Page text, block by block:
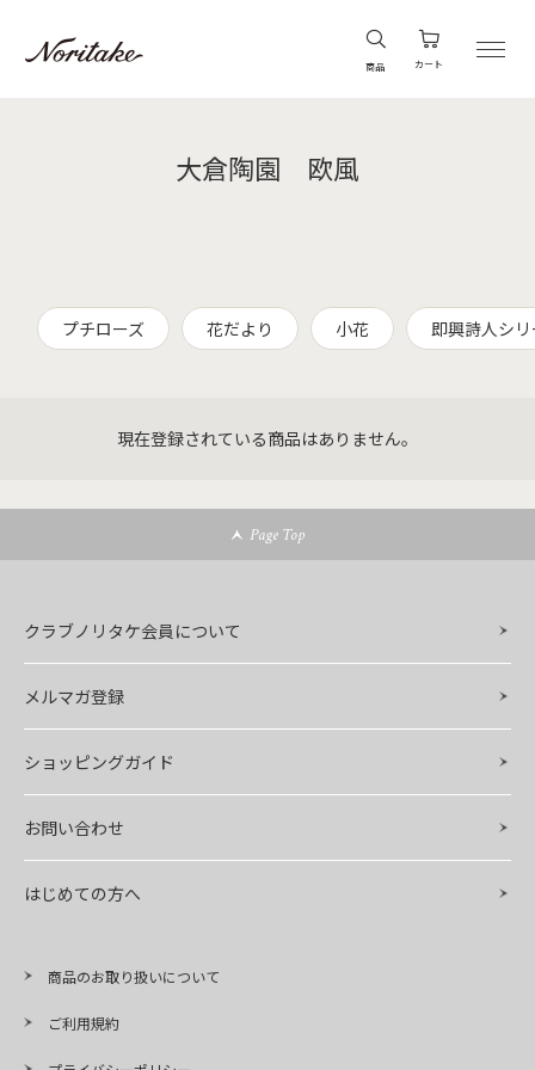
商品 カート
大倉陶園 欧風
プチローズ 花だより 小花 即興詩人シ
現在登録されている商品はありません。
Page Top
クラブノリタケ会員について
メルマガ登録
ショッピングガイド
お問い合わせ
はじめての方へ
商品のお取り扱いについて
ご利用規約